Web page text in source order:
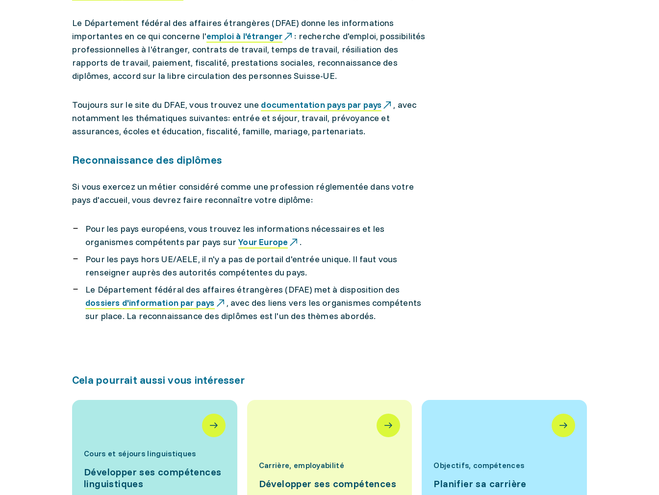
Le Département fédéral des affaires étrangères (DFAE) donne les informations
importantes en ce qui concerne l'emploi à l'étranger
: recherche d'emploi, possibilités
professionnelles à l'étranger, contrats de travail, temps de travail, résiliation des
rapports de travail, paiement, fiscalité, prestations sociales, reconnaissance des
diplômes, accord sur la libre circulation des personnes Suisse-UE.
Toujours sur le site du DFAE, vous trouvez une documentation pays par pays
, avec
notamment les thématiques suivantes: entrée et séjour, travail, prévoyance et
assurances, écoles et éducation, fiscalité, famille, mariage, partenariats.
Reconnaissance des diplômes
Si vous exercez un métier considéré comme une profession réglementée dans votre
pays d'accueil, vous devrez faire reconnaître votre diplôme:
Pour les pays européens, vous trouvez les informations nécessaires et les
organismes compétents par pays surYour Europe
.
Pour les pays hors UE/AELE, il n'y a pas de portail d'entrée unique. Il faut vous
renseigner auprès des autorités compétentes du pays.
Le Département fédéral des affaires étrangères (DFAE) met à disposition des
dossiers d'information par pays
, avec des liens vers les organismes compétents
sur place. La reconnaissance des diplômes est l'un des thèmes abordés.
Cela pourrait aussi vous intéresser
Cours et séjours linguistiques
Développer ses compétences
linguistiques
Carrière, employabilité
Développer ses compétences
Objectifs, compétences
Planifier sa carrière